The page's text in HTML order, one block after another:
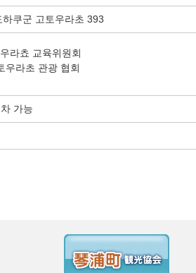
쿠군 고토우라초 393
라쵸 교육위원회
우라초 관광 협회
가능